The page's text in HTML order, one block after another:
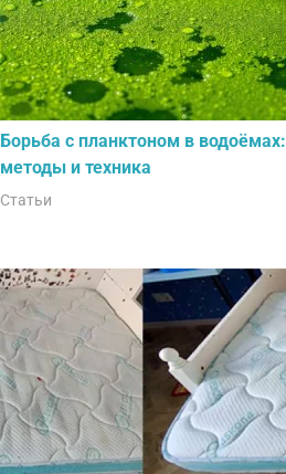
Борьба с планктоном в водоёмах:
методы и техника
Статьи